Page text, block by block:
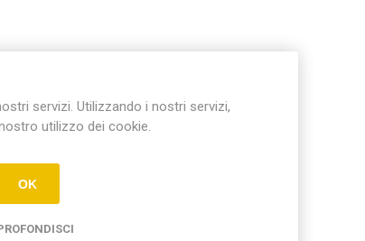
servizi. Utilizzando i nostri servizi,
utilizzo dei cookie.
OK